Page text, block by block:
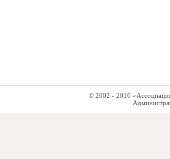
© 2002 - 2010 «Ассоциация